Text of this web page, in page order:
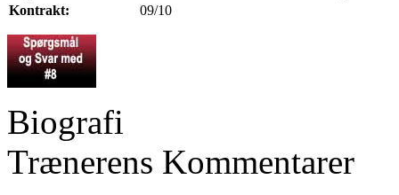
Kontrakt:
09/10
Biografi
Trænerens Kommentarer